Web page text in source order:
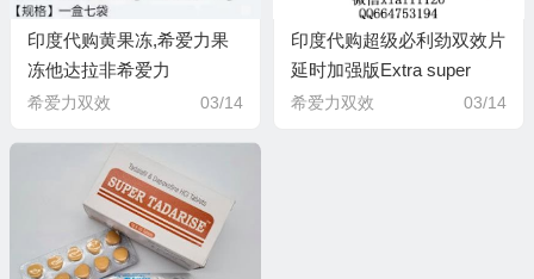
印度代购黄果冻,希爱力果
冻他达拉非希爱力
Tadalafil20mg,达泊西汀必
Ambitree制药
希爱力双效 03/14
印度代购超级必利劲双效片
延时加强版Extra super
tadarad他达拉非20毫克+必
希爱力双效 03/14